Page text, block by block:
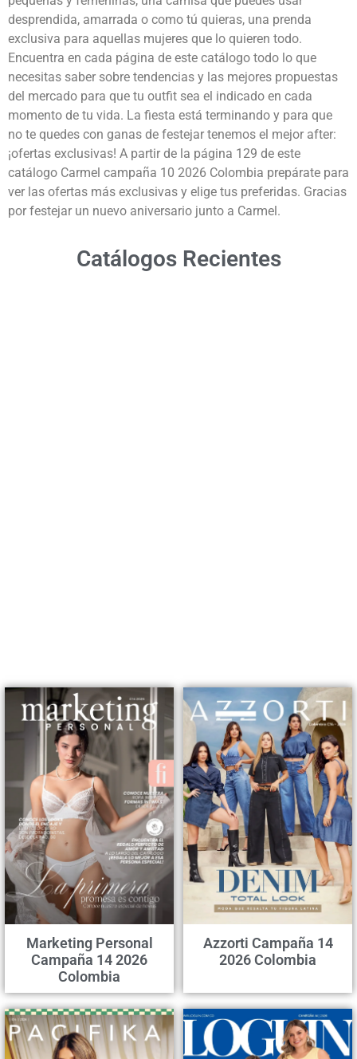
desprendida, amarrada o como tú quieras, una prenda
exclusiva para aquellas mujeres que lo quieren todo.
Encuentra en cada página de este catálogo todo lo que
necesitas saber sobre tendencias y las mejores propuestas
del mercado para que tu outfit sea el indicado en cada
momento de tu vida. La fiesta está terminando y para que
no te quedes con ganas de festejar tenemos el mejor after:
¡ofertas exclusivas! A partir de la página 129 de este
catálogo Carmel campaña 10 2026 Colombia prepárate para
ver las ofertas más exclusivas y elige tus preferidas. Gracias
por festejar un nuevo aniversario junto a Carmel.
Catálogos Recientes
Marketing Personal
Campaña 14 2026
Colombia
Azzorti Campaña 14
2026 Colombia